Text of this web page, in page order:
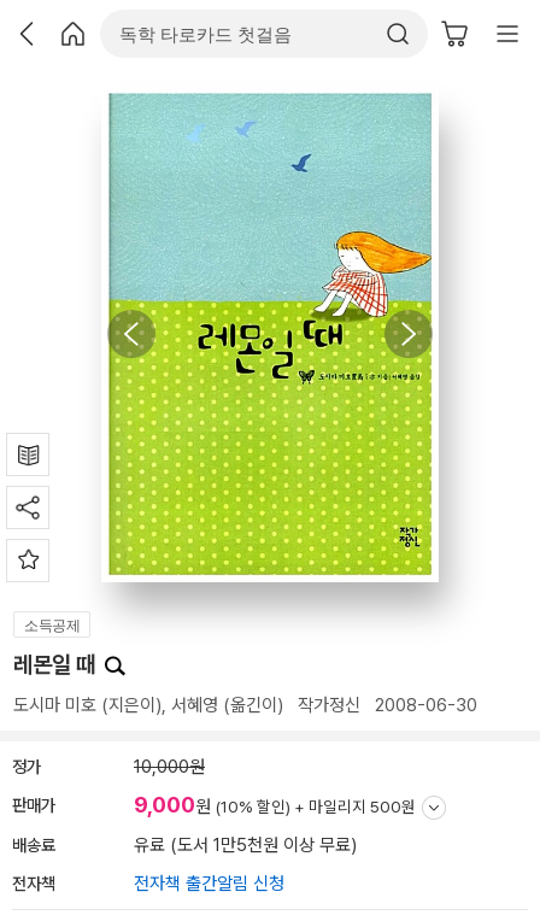
소득공제
레몬일 때
도시마 미호 (지은이), 서혜영 (옮긴이) 작가정신 2008-06-30
정가 10,000원
판매가 9,000원 (10% 할인) + 마일리지 500원
배송료 유료 (도서 1만5천원 이상 무료)
전자책 전자책 출간알림 신청